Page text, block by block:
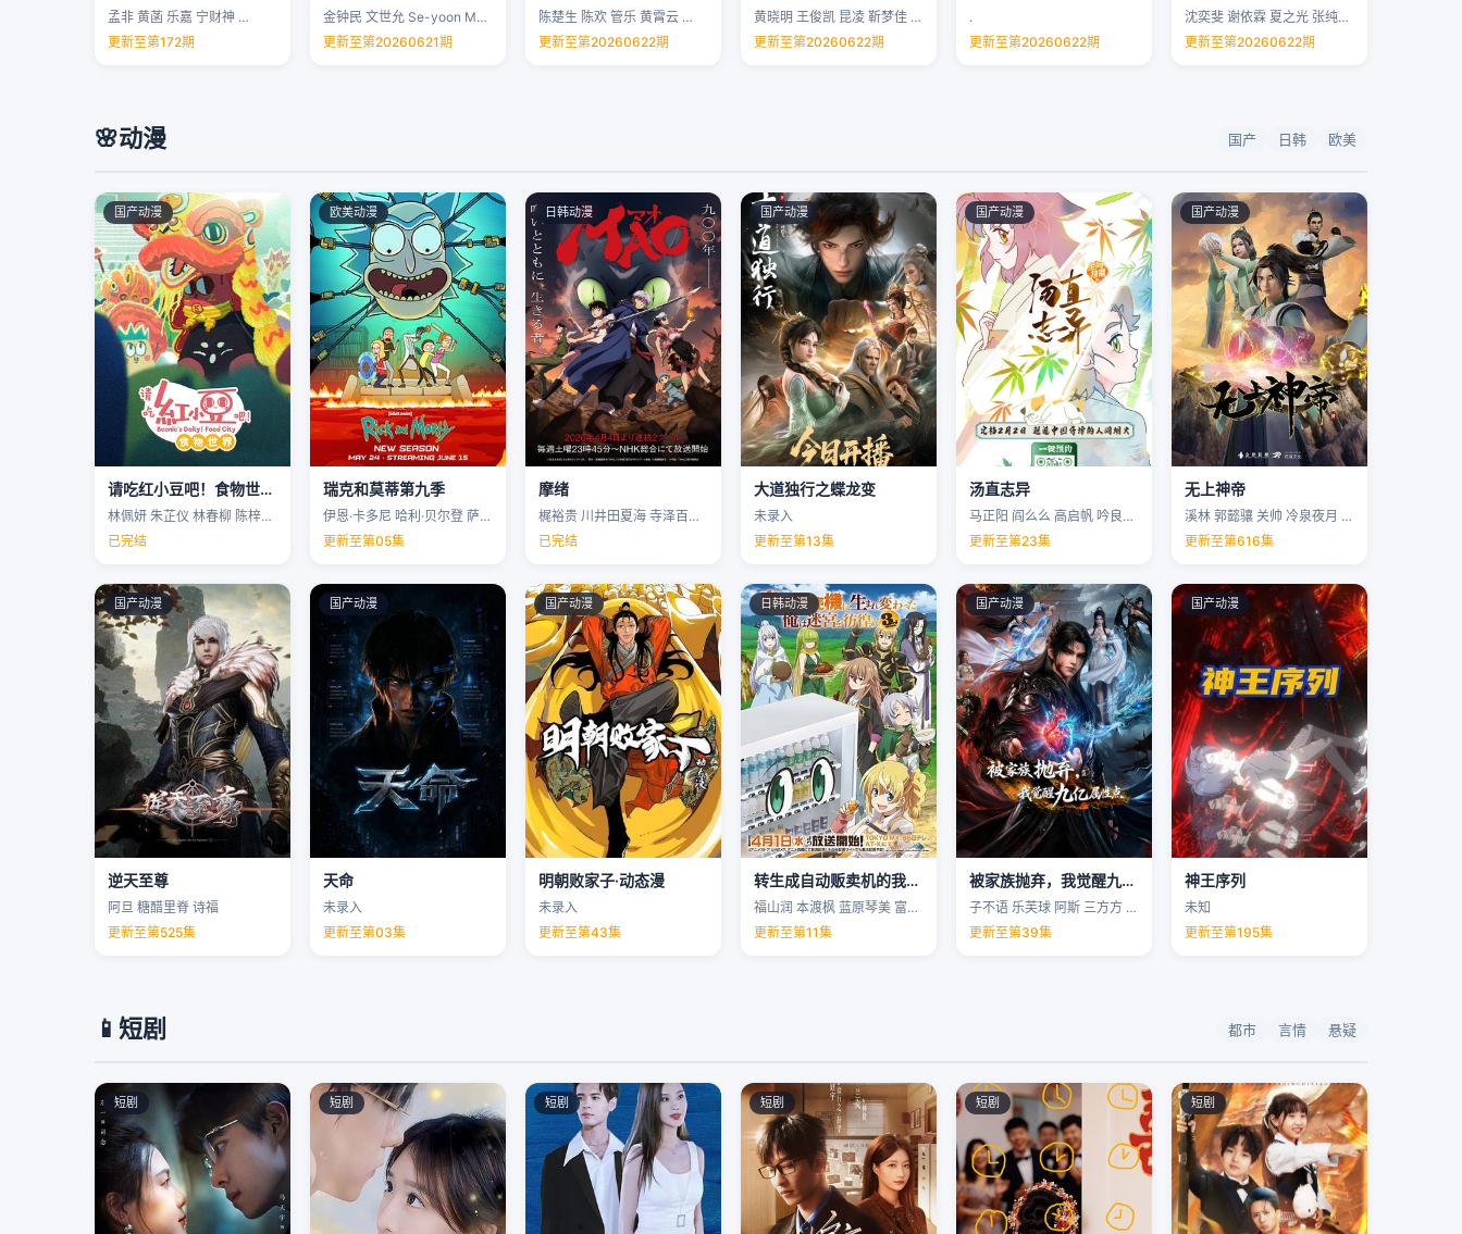
孟非 黄菡 乐嘉 宁财神 …
更新至第172期
金钟民 文世允 Se-yoon Moon …
更新至第20260621期
陈楚生 陈欢 管乐 黄霄云 …
更新至第20260622期
黄晓明 王俊凯 昆凌 靳梦佳 …
更新至第20260622期
.
更新至第20260622期
沈奕斐 谢依霖 夏之光 张纯烨 …
更新至第20260622期
🌸动漫 国产 日韩 欧美
国产动漫
请吃红小豆吧！食物世界第一季
林佩妍 朱芷仪 林春柳 陈梓聪 …
已完结
欧美动漫
瑞克和莫蒂第九季
伊恩·卡多尼 哈利·贝尔登 萨拉·乔克 克里斯·帕内尔 …
更新至第05集
日韩动漫
摩绪
梶裕贵 川井田夏海 寺泽百花 下野纮 …
已完结
国产动漫
大道独行之蝶龙变
未录入
更新至第13集
国产动漫
汤直志异
马正阳 阎么么 高启帆 吟良犬 …
更新至第23集
国产动漫
无上神帝
溪林 郭懿骧 关帅 冷泉夜月 …
更新至第616集
国产动漫
逆天至尊
阿旦 糖醋里脊 诗福
更新至第525集
国产动漫
天命
未录入
更新至第03集
国产动漫
明朝败家子·动态漫
未录入
更新至第43集
日韩动漫
转生成自动贩卖机的我今天也在迷宫徘徊第三季
福山润 本渡枫 蓝原琴美 富田美忧 …
更新至第11集
国产动漫
被家族抛弃，我觉醒九亿属性点
子不语 乐芙球 阿斯 三方方 …
更新至第39集
国产动漫
神王序列
未知
更新至第195集
📱 短剧 都市 言情 悬疑
短剧 短剧 短剧 短剧 短剧 短剧